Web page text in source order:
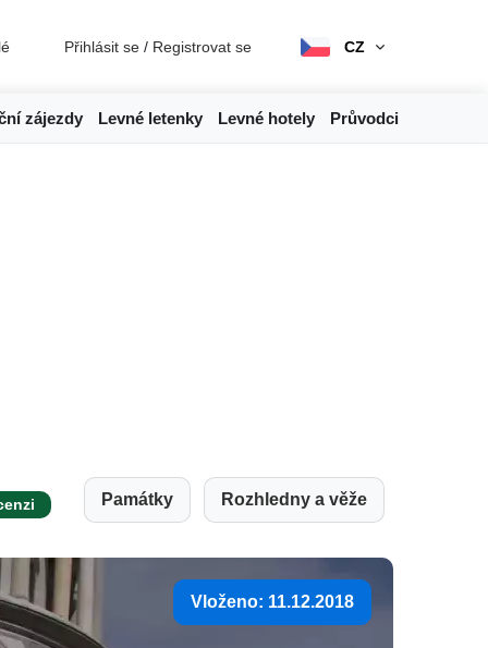
Přihlásit se / Registrovat se CZ
zájezdy Levné letenky Levné hotely Průvodci
Památky Rozhledny a věže
Vloženo: 11.12.2018